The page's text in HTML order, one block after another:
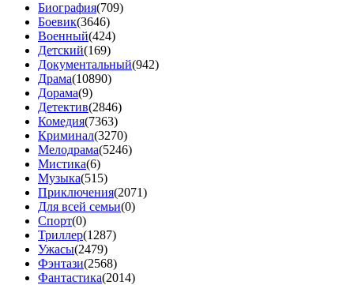
Биография(709)
Боевик(3646)
Военный(424)
Детский(169)
Документальный(942)
Драма(10890)
Дорама(9)
Детектив(2846)
Комедия(7363)
Криминал(3270)
Мелодрама(5246)
Мистика(6)
Музыка(515)
Приключения(2071)
Для всей семьи(0)
Спорт(0)
Триллер(1287)
Ужасы(2479)
Фэнтази(2568)
Фантастика(2014)